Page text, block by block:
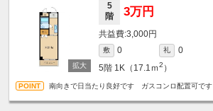
5
階
3万円
3,000円
敷 0 礼
0
5階 1K（17.1ｍ2 ）
南向きで日当たり良好です ガスコンロ配置可です